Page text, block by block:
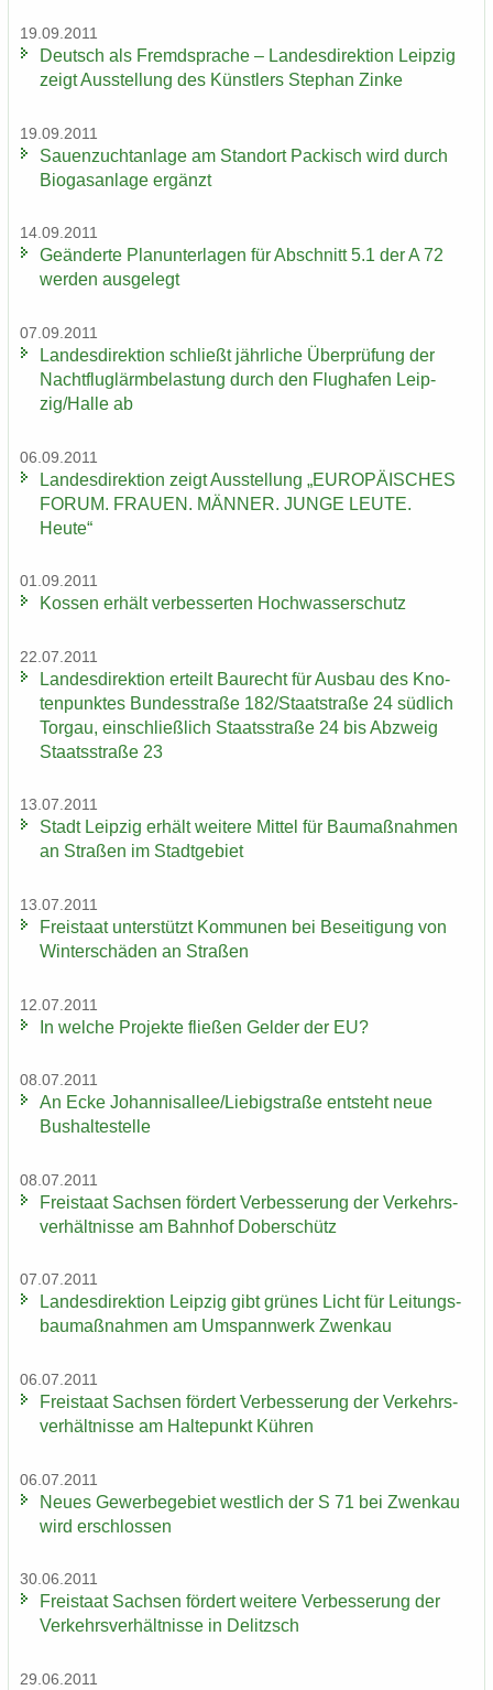
19.09.2011
Deutsch als Fremd­spra­che – Lan­des­di­rek­ti­on Leip­zig
zeigt Aus­stel­lung des Künst­lers Ste­phan Zinke
19.09.2011
Sauen­zucht­an­la­ge am Stand­ort Pa­ckisch wird durch
Bio­gas­an­la­ge er­gänzt
14.09.2011
Ge­än­der­te Plan­un­ter­la­gen für Ab­schnitt 5.1 der A 72
wer­den aus­ge­legt
07.09.2011
Lan­des­di­rek­ti­on schließt jähr­li­che Über­prü­fung der
Nacht­flug­lärm­be­las­tung durch den Flug­ha­fen Leip­
zig/Halle ab
06.09.2011
Lan­des­di­rek­ti­on zeigt Aus­stel­lung „EU­RO­PÄI­SCHES
FORUM. FRAU­EN. MÄN­NER. JUNGE LEUTE.
Heute“
01.09.2011
Kos­sen er­hält ver­bes­ser­ten Hoch­was­ser­schutz
22.07.2011
Lan­des­di­rek­ti­on er­teilt Bau­recht für Aus­bau des Kno­
ten­punk­tes Bun­des­stra­ße 182/Staat­stra­ße 24 süd­lich
Tor­gau, ein­schließ­lich Staats­stra­ße 24 bis Ab­zweig
Staats­stra­ße 23
13.07.2011
Stadt Leip­zig er­hält wei­te­re Mit­tel für Bau­maß­nah­men
an Stra­ßen im Stadt­ge­biet
13.07.2011
Frei­staat un­ter­stützt Kom­mu­nen bei Be­sei­ti­gung von
Win­ter­schä­den an Stra­ßen
12.07.2011
In wel­che Pro­jek­te flie­ßen Gel­der der EU?
08.07.2011
An Ecke Jo­han­ni­s­al­lee/Lie­big­stra­ße ent­steht neue
Bus­hal­te­stel­le
08.07.2011
Frei­staat Sach­sen för­dert Ver­bes­se­rung der Ver­kehrs­
ver­hält­nis­se am Bahn­hof Do­ber­schütz
07.07.2011
Lan­des­di­rek­ti­on Leip­zig gibt grü­nes Licht für Lei­tungs­
bau­maß­nah­men am Um­spann­werk Zwenkau
06.07.2011
Frei­staat Sach­sen för­dert Ver­bes­se­rung der Ver­kehrs­
ver­hält­nis­se am Hal­te­punkt Küh­ren
06.07.2011
Neues Ge­wer­be­ge­biet west­lich der S 71 bei Zwenkau
wird er­schlos­sen
30.06.2011
Frei­staat Sach­sen för­dert wei­te­re Ver­bes­se­rung der
Ver­kehrs­ver­hält­nis­se in De­litzsch
29.06.2011